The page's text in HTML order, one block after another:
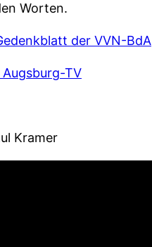
Worten.
der VVN-BdA
TV